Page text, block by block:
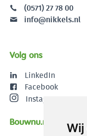
(0571) 27 78 00
info@nikkels.nl
Volg ons
LinkedIn
Facebook
Instagram
Bouwnu.nl